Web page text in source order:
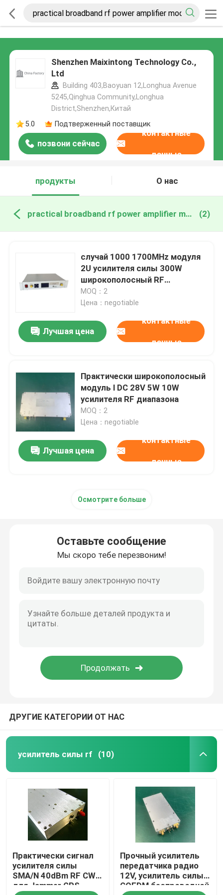
Shenzhen Maixintong Technology Co.,
Ltd
Building 403,Baoyuan 12,Longhua Avenue
5245,Qinghua Community,Longhua
District,Shenzhen,Китай
5.0
Подтверженный поставщик
позвони сейчас
контактные
данные
продукты О нас
practical broadband rf power amplifier module онлайн производство (2)
случай 1000 1700MHz модуля
2U усилителя силы 300W
широкополосный RF
практически
MOQ：2
Цена：negotiable
Лучшая цена
контактные
данные
Практически широкополосный
модуль l DC 28V 5W 10W
усилителя RF диапазона
MOQ：2
Цена：negotiable
Лучшая цена
контактные
данные
Осмотрите больше
Оставьте сообщение
Мы скоро тебе перезвоним!
ДРУГИЕ КАТЕГОРИИ ОТ НАС
усилитель силы rf (10)
Практически сигнал
усилителя силы
SMA/N 40dBm RF CW
для Jammer GPS
Прочный усилитель
передатчика радио
12V, усилитель силы
COFDM беспроводной